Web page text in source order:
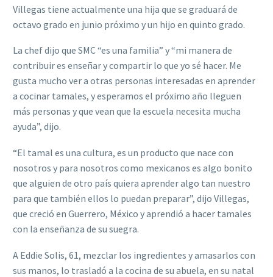
Villegas tiene actualmente una hija que se graduará de
octavo grado en junio próximo y un hijo en quinto grado.
La chef dijo que SMC “es una familia” y “mi manera de
contribuir es enseñar y compartir lo que yo sé hacer. Me
gusta mucho ver a otras personas interesadas en aprender
a cocinar tamales, y esperamos el próximo año lleguen
más personas y que vean que la escuela necesita mucha
ayuda”, dijo.
“El tamal es una cultura, es un producto que nace con
nosotros y para nosotros como mexicanos es algo bonito
que alguien de otro país quiera aprender algo tan nuestro
para que también ellos lo puedan preparar”, dijo Villegas,
que creció en Guerrero, México y aprendió a hacer tamales
con la enseñanza de su suegra.
A Eddie Solis, 61, mezclar los ingredientes y amasarlos con
sus manos, lo trasladó a la cocina de su abuela, en su natal